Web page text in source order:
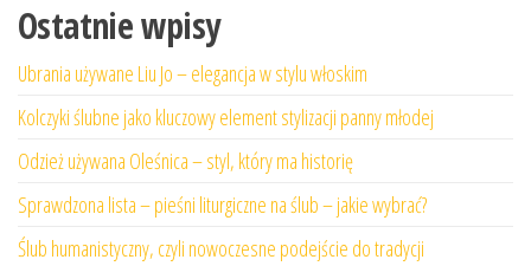
Ostatnie wpisy
Ubrania używane Liu Jo – elegancja w stylu włoskim
Kolczyki ślubne jako kluczowy element stylizacji panny młodej
Odzież używana Oleśnica – styl, który ma historię
Sprawdzona lista – pieśni liturgiczne na ślub – jakie wybrać?
Ślub humanistyczny, czyli nowoczesne podejście do tradycji